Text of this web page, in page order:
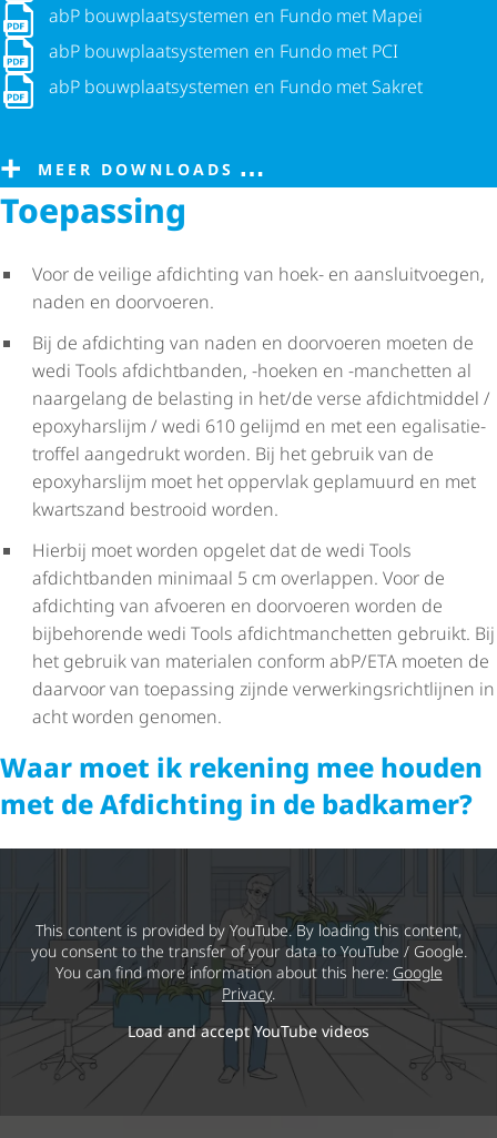
abP bouw­plaat­sys­temen en Fundo met Mapei
abP bouw­plaat­sys­temen en Fundo met Mapei
abP bouw­plaat­sys­temen en Fundo met PCI
abP bouw­plaat­sys­temen en Fundo met PCI
abP bouw­plaat­sys­temen en Fundo met Sakret
abP bouw­plaat­sys­temen en Fundo met Sakret
MEER DOWNLOADS
Toepassing
Voor de veilige afdichting van hoek- en aansluitvoegen,
naden en doorvoeren.
Bij de afdichting van naden en doorvoeren moeten de
wedi Tools afdichtbanden, -hoeken en -manchetten al
naargelang de belasting in het/de verse afdichtmiddel /
epoxyharslijm / wedi 610 gelijmd en met een egali­sa­tie­
troffel aangedrukt worden. Bij het gebruik van de
epoxyharslijm moet het oppervlak geplamuurd en met
kwartszand bestrooid worden.
Hierbij moet worden opgelet dat de wedi Tools
afdichtbanden minimaal 5 cm overlappen. Voor de
afdichting van afvoeren en doorvoeren worden de
bijbehorende wedi Tools afdicht­man­chetten gebruikt. Bij
het gebruik van materialen conform abP/ETA moeten de
daarvoor van toepassing zijnde verwer­kings­richt­lijnen in
acht worden genomen.
Waar moet ik rekening mee houden
met de Afdichting in de badkamer?
This content is provided by YouTube. By loading this content,
you consent to the transfer of your data to YouTube / Google.
You can find more information about this here: Google
Privacy.
Load and accept YouTube videos